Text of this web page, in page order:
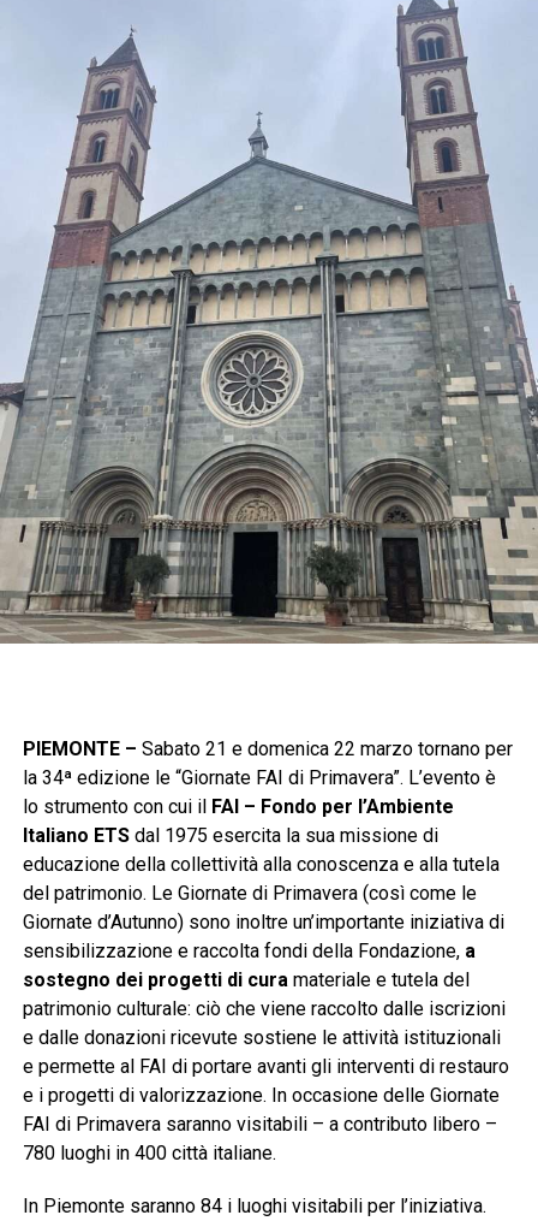
PIEMONTE – Sabato 21 e domenica 22 marzo tornano per
la 34ª edizione le “Giornate FAI di Primavera”. L’evento è
lo strumento con cui il FAI – Fondo per l’Ambiente
Italiano ETSdal 1975 esercita la sua missione di
educazione della collettività alla conoscenza e alla tutela
del patrimonio. Le Giornate di Primavera (così come le
Giornate d’Autunno) sono inoltre un’importante iniziativa di
sensibilizzazione e raccolta fondi della Fondazione, a
sostegno dei progetti di cura materiale e tutela del
patrimonio culturale: ciò che viene raccolto dalle iscrizioni
e dalle donazioni ricevute sostiene le attività istituzionali
e permette al FAI di portare avanti gli interventi di restauro
e i progetti di valorizzazione. In occasione delle Giornate
FAI di Primavera saranno visitabili – a contributo libero –
780 luoghi in 400 città italiane.
In Piemonte saranno 84 i luoghi visitabili per l’iniziativa.